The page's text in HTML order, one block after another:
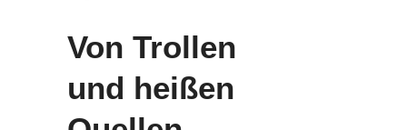
Von Trollen
und heißen